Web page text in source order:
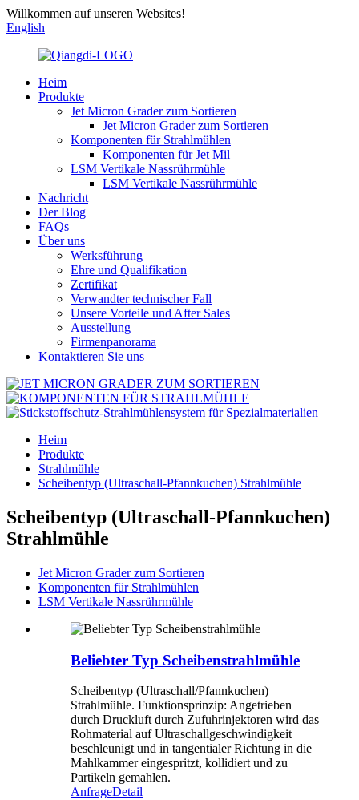
Willkommen auf unseren Websites!
English
Heim
Produkte
Jet Micron Grader zum Sortieren
Jet Micron Grader zum Sortieren
Komponenten für Strahlmühlen
Komponenten für Jet Mil
LSM Vertikale Nassrührmühle
LSM Vertikale Nassrührmühle
Nachricht
Der Blog
FAQs
Über uns
Werksführung
Ehre und Qualifikation
Zertifikat
Verwandter technischer Fall
Unsere Vorteile und After Sales
Ausstellung
Firmenpanorama
Kontaktieren Sie uns
Heim
Produkte
Strahlmühle
Scheibentyp (Ultraschall-Pfannkuchen) Strahlmühle
Scheibentyp (Ultraschall-Pfannkuchen)
Strahlmühle
Jet Micron Grader zum Sortieren
Komponenten für Strahlmühlen
LSM Vertikale Nassrührmühle
Beliebter Typ Scheibenstrahlmühle
Scheibentyp (Ultraschall/Pfannkuchen)
Strahlmühle. Funktionsprinzip: Angetrieben
durch Druckluft durch Zufuhrinjektoren wird das
Rohmaterial auf Ultraschallgeschwindigkeit
beschleunigt und in tangentialer Richtung in die
Mahlkammer eingespritzt, kollidiert und zu
Partikeln gemahlen.
AnfrageDetail